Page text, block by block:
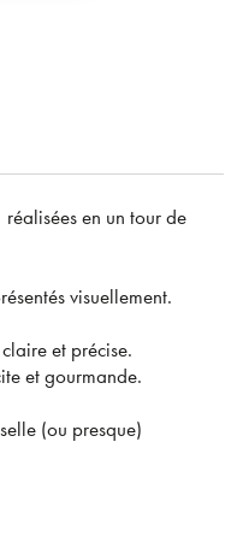
en un tour de
visuellement.
et précise.
et gourmande.
(ou presque)